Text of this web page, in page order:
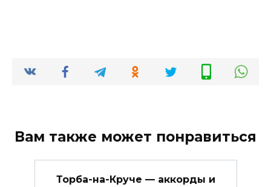
Вам также может понравиться
Торба-на-Круче — аккорды и